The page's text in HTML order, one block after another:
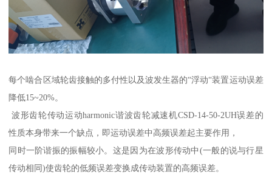
每个啮合区域轮齿接触的多付性以及波发生器的“浮动“装置运动误差
降低15~20%。
波形齿轮传动运动harmonic谐波齿轮减速机CSD-14-50-2UH误差的
性质本身带来一个缺点，即运动误差中高频误差起主要作用，
同时一阶谐振的振幅较小。这是因为在波形传动中(一般的说与行星
传动相同)使齿轮的低频误差变换成传动装置的高频误差。